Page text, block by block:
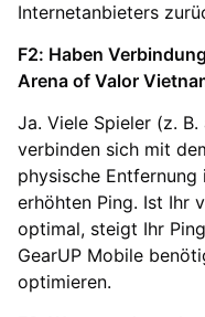
Internetanbieters
F2: Haben
Arena of Valor
Ja. Viele Spieler (z.
verbinden sich mit
physische
erhöhten Ping. Ist Ihr
optimal, steigt Ihr
GearUP Mobile
optimieren.